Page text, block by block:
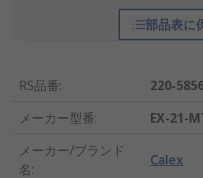
部品表に
RS品番:
220-
メーカー型番:
EX-21-
メーカー/ブランド
名:
Calex